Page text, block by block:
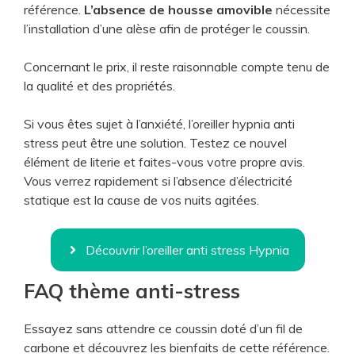
référence. L’absence de housse amovible nécessite
l’installation d’une alèse afin de protéger le coussin.
Concernant le prix, il reste raisonnable compte tenu de
la qualité et des propriétés.
Si vous êtes sujet à l’anxiété, l’oreiller hypnia anti
stress peut être une solution. Testez ce nouvel
élément de literie et faites-vous votre propre avis.
Vous verrez rapidement si l’absence d’électricité
statique est la cause de vos nuits agitées.
Découvrir l’oreiller anti stress Hypnia
FAQ thème anti-stress
Essayez sans attendre ce coussin doté d’un fil de
carbone et découvrez les bienfaits de cette référence.